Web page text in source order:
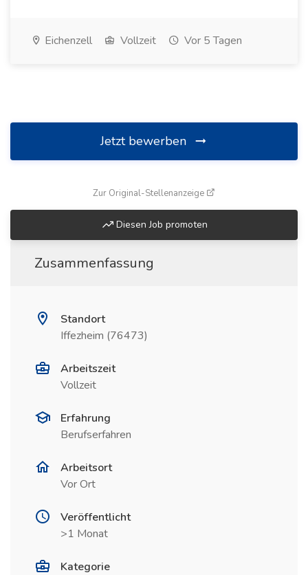
Eichenzell Vollzeit Vor 5 Tagen
Jetzt bewerben
Zur Original-Stellenanzeige
Diesen Job promoten
Zusammenfassung
Standort
Iffezheim (76473)
Arbeitszeit
Vollzeit
Erfahrung
Berufserfahren
Arbeitsort
Vor Ort
Veröffentlicht
>1 Monat
Kategorie